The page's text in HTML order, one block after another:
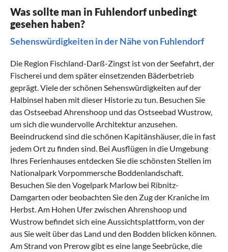
Was sollte man in Fuhlendorf unbedingt
gesehen haben?
Sehenswürdigkeiten in der Nähe von Fuhlendorf
Die Region Fischland-Darß-Zingst ist von der Seefahrt, der
Fischerei und dem später einsetzenden Bäderbetrieb
geprägt. Viele der schönen Sehenswürdigkeiten auf der
Halbinsel haben mit dieser Historie zu tun. Besuchen Sie
das Ostseebad Ahrenshoop und das Ostseebad Wustrow,
um sich die wundervolle Architektur anzusehen.
Beeindruckend sind die schönen Kapitänshäuser, die in fast
jedem Ort zu finden sind. Bei Ausflügen in die Umgebung
Ihres Ferienhauses entdecken Sie die schönsten Stellen im
Nationalpark Vorpommersche Boddenlandschaft.
Besuchen Sie den Vogelpark Marlow bei Ribnitz-
Damgarten oder beobachten Sie den Zug der Kraniche im
Herbst. Am Hohen Ufer zwischen Ahrenshoop und
Wustrow befindet sich eine Aussichtsplattform, von der
aus Sie weit über das Land und den Bodden blicken können.
Am Strand von Prerow gibt es eine lange Seebrücke, die